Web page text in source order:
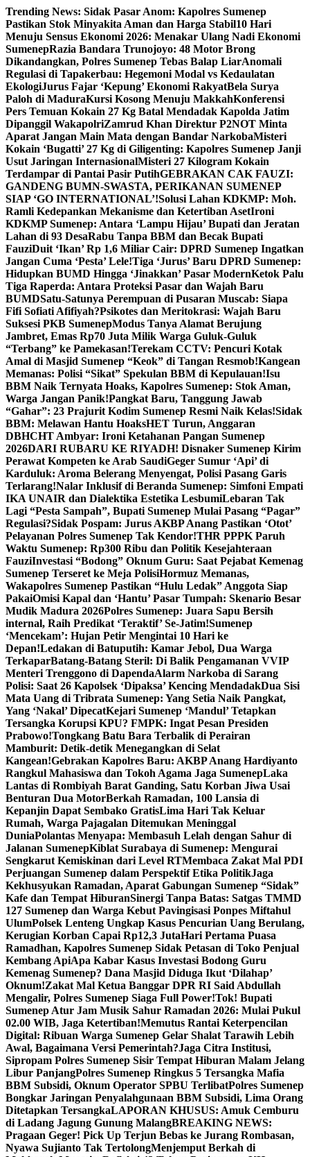
Skip
to
content
Trending News: Sidak Pasar Anom: Kapolres Sumenep
Pastikan Stok Minyakita Aman dan Harga Stabil10 Hari
Menuju Sensus Ekonomi 2026: Menakar Ulang Nadi Ekonomi
SumenepRazia Bandara Trunojoyo: 48 Motor Brong
Dikandangkan, Polres Sumenep Tebas Balap LiarAnomali
Regulasi di Tapakerbau: Hegemoni Modal vs Kedaulatan
EkologiJurus Fajar ‘Kepung’ Ekonomi RakyatBela Surya
Paloh di MaduraKursi Kosong Menuju MakkahKonferensi
Pers Temuan Kokain 27 Kg Batal Mendadak Kapolda Jatim
Dipanggil WakapolriZamrud Khan Direktur P2NOT Minta
Aparat Jangan Main Mata dengan Bandar NarkobaMisteri
Kokain ‘Bugatti’ 27 Kg di Giligenting: Kapolres Sumenep Janji
Usut Jaringan InternasionalMisteri 27 Kilogram Kokain
Terdampar di Pantai Pasir PutihGEBRAKAN CAK FAUZI:
GANDENG BUMN-SWASTA, PERIKANAN SUMENEP
SIAP ‘GO INTERNATIONAL’!Solusi Lahan KDKMP: Moh.
Ramli Kedepankan Mekanisme dan Ketertiban AsetIroni
KDKMP Sumenep: Antara ‘Lampu Hijau’ Bupati dan Jeratan
Lahan di 93 DesaRabu Tanpa BBM dan Becak Bupati
FauziDuit ‘Ikan’ Rp 1,6 Miliar Cair: DPRD Sumenep Ingatkan
Jangan Cuma ‘Pesta’ Lele!Tiga ‘Jurus’ Baru DPRD Sumenep:
Hidupkan BUMD Hingga ‘Jinakkan’ Pasar ModernKetok Palu
Tiga Raperda: Antara Proteksi Pasar dan Wajah Baru
BUMDSatu-Satunya Perempuan di Pusaran Muscab: Siapa
Fifi Sofiati Afifiyah?Psikotes dan Meritokrasi: Wajah Baru
Suksesi PKB SumenepModus Tanya Alamat Berujung
Jambret, Emas Rp70 Juta Milik Warga Guluk-Guluk
“Terbang” ke Pamekasan!Terekam CCTV: Pencuri Kotak
Amal di Masjid Sumenep “Keok” di Tangan Resmob!Kangean
Memanas: Polisi “Sikat” Spekulan BBM di Kepulauan!Isu
BBM Naik Ternyata Hoaks, Kapolres Sumenep: Stok Aman,
Warga Jangan Panik!Pangkat Baru, Tanggung Jawab
“Gahar”: 23 Prajurit Kodim Sumenep Resmi Naik Kelas!Sidak
BBM: Melawan Hantu HoaksHET Turun, Anggaran
DBHCHT Ambyar: Ironi Ketahanan Pangan Sumenep
2026DARI RUBARU KE RIYADH! Disnaker Sumenep Kirim
Perawat Kompeten ke Arab SaudiGeger Sumur ‘Api’ di
Karduluk: Aroma Belerang Menyengat, Polisi Pasang Garis
Terlarang!Nalar Inklusif di Beranda Sumenep: Simfoni Empati
IKA UNAIR dan Dialektika Estetika LesbumiLebaran Tak
Lagi “Pesta Sampah”, Bupati Sumenep Mulai Pasang “Pagar”
Regulasi?Sidak Pospam: Jurus AKBP Anang Pastikan ‘Otot’
Pelayanan Polres Sumenep Tak Kendor!THR PPPK Paruh
Waktu Sumenep: Rp300 Ribu dan Politik Kesejahteraan
FauziInvestasi “Bodong” Oknum Guru: Saat Pejabat Kemenag
Sumenep Terseret ke Meja PolisiHormuz Memanas,
Wakapolres Sumenep Pastikan “Hulu Ledak” Anggota Siap
PakaiOmisi Kapal dan ‘Hantu’ Pasar Tumpah: Skenario Besar
Mudik Madura 2026Polres Sumenep: Juara Sapu Bersih
internal, Raih Predikat ‘Teraktif’ Se-Jatim!Sumenep
‘Mencekam’: Hujan Petir Mengintai 10 Hari ke
Depan!Ledakan di Batuputih: Kamar Jebol, Dua Warga
TerkaparBatang-Batang Steril: Di Balik Pengamanan VVIP
Menteri Trenggono di DapendaAlarm Narkoba di Sarang
Polisi: Saat 26 Kapolsek ‘Dipaksa’ Kencing MendadakDua Sisi
Mata Uang di Tribrata Sumenep: Yang Setia Naik Pangkat,
Yang ‘Nakal’ DipecatKejari Sumenep ‘Mandul’ Tetapkan
Tersangka Korupsi KPU? FMPK: Ingat Pesan Presiden
Prabowo!Tongkang Batu Bara Terbalik di Perairan
Mamburit: Detik-detik Menegangkan di Selat
Kangean!Gebrakan Kapolres Baru: AKBP Anang Hardiyanto
Rangkul Mahasiswa dan Tokoh Agama Jaga SumenepLaka
Lantas di Rombiyah Barat Ganding, Satu Korban Jiwa Usai
Benturan Dua MotorBerkah Ramadan, 100 Lansia di
Kepanjin Dapat Sembako GratisLima Hari Tak Keluar
Rumah, Warga Pajagalan Ditemukan Meninggal
DuniaPolantas Menyapa: Membasuh Lelah dengan Sahur di
Jalanan SumenepKiblat Surabaya di Sumenep: Mengurai
Sengkarut Kemiskinan dari Level RTMembaca Zakat Mal PDI
Perjuangan Sumenep dalam Perspektif Etika PolitikJaga
Kekhusyukan Ramadan, Aparat Gabungan Sumenep “Sidak”
Kafe dan Tempat HiburanSinergi Tanpa Batas: Satgas TMMD
127 Sumenep dan Warga Kebut Pavingisasi Ponpes Miftahul
UlumPolsek Lenteng Ungkap Kasus Pencurian Uang Berulang,
Kerugian Korban Capai Rp12,3 JutaHari Pertama Puasa
Ramadhan, Kapolres Sumenep Sidak Petasan di Toko Penjual
Kembang ApiApa Kabar Kasus Investasi Bodong Guru
Kemenag Sumenep? Dana Masjid Diduga Ikut ‘Dilahap’
Oknum!Zakat Mal Ketua Banggar DPR RI Said Abdullah
Mengalir, Polres Sumenep Siaga Full Power!Tok! Bupati
Sumenep Atur Jam Musik Sahur Ramadan 2026: Mulai Pukul
02.00 WIB, Jaga Ketertiban!Memutus Rantai Keterpencilan
Digital: Ribuan Warga Sumenep Gelar Shalat Tarawih Lebih
Awal, Bagaimana Versi Pemerintah?Jaga Citra Institusi,
Sipropam Polres Sumenep Sisir Tempat Hiburan Malam Jelang
Libur PanjangPolres Sumenep Ringkus 5 Tersangka Mafia
BBM Subsidi, Oknum Operator SPBU TerlibatPolres Sumenep
Bongkar Jaringan Penyalahgunaan BBM Subsidi, Lima Orang
Ditetapkan TersangkaLAPORAN KHUSUS: Amuk Cemburu
di Ladang Jagung Gunung MalangBREAKING NEWS:
Pragaan Geger! Pick Up Terjun Bebas ke Jurang Rombasan,
Nyawa Sujianto Tak TertolongMenjemput Berkah di